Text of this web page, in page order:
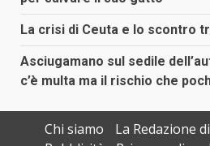
La crisi di Ceuta e lo scontro
Asciugamano sul sedile
c’è multa ma il rischio che
Chi siamo
La Redazione